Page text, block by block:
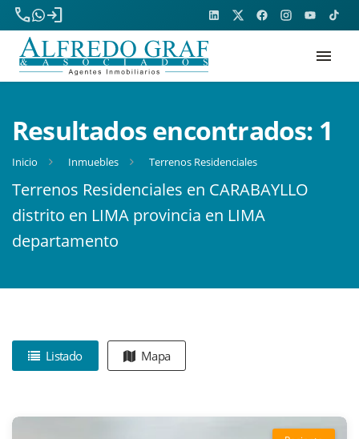
phone
login
menu
Resultados encontrados: 1
Inicio Inmuebles Terrenos Residenciales
Terrenos Residenciales en CARABAYLLO
distrito en LIMA provincia en LIMA
departamento
Listado Mapa